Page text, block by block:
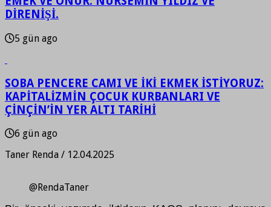
DİRENİŞİ.
5 gün ago
SOBA PENCERE CAMI VE İKİ EKMEK İSTİYORUZ:
KAPİTALİZMİN ÇOCUK KURBANLARI VE
ÇİNÇİN’İN YER ALTI TARİHİ
6 gün ago
Taner Renda / 12.04.2025
@RendaTaner